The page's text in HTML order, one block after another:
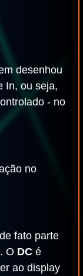
desenhou
In, ou seja,
- no
no
fato parte
O DC é
ao display